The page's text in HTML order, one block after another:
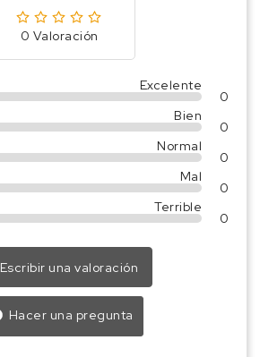
0 Valoración
Excelente
0
Bien
0
Normal
0
Mal
0
Terrible
0
Escribir una valoración
Hacer una pregunta